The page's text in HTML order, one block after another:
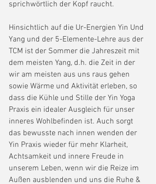
sprichwörtlich der Kopf raucht.
Hinsichtlich auf die Ur-Energien Yin Und
Yang und der 5-Elemente-Lehre aus der
TCM ist der Sommer die Jahreszeit mit
dem meisten Yang, d.h. die Zeit in der
wir am meisten aus uns raus gehen
sowie Wärme und Aktivität erleben, so
dass die Kühle und Stille der Yin Yoga
Praxis ein idealer Ausgleich für unser
inneres Wohlbefinden ist. Auch sorgt
das bewusste nach innen wenden der
Yin Praxis wieder für mehr Klarheit,
Achtsamkeit und innere Freude in
unserem Leben, wenn wir die Reize im
Außen ausblenden und uns die Ruhe &